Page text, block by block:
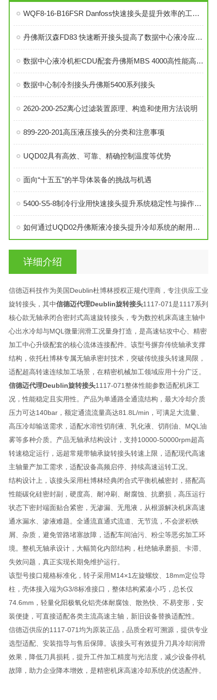
WQF8-16-B16FSR Danfoss快速接头是提升效率的工业连接解决方案
丹佛斯汉森FD83 快速断开接头提高了数据中心液冷应用的效率
数据中心液冷机柜CDU配套丹佛斯MBS 4000高性能高精度压力传感器
数据中心制冷剂接头丹佛斯5400系列接头
2620-200-252离心过滤装置原理、构造和使用方法说明
899-220-201高压液压接头的分类和注意事项
UQD02具有高效、可靠、精确控制温度等优势
面向“十五五”的半导体装备的挑战与机遇
5400-S5-8制冷行业用快速接头提升系统稳定性与操作便捷性
如何通过UQD02丹佛斯液冷接头提升冷却系统的耐用性？
详细介绍
信德迈科技作为美国Deublin杜博林授权正规代理商，专注供应工业
旋转接头，其中信德迈代理Deublin旋转接头1117-071是1117系列
核心款无轴承闭合密封式高速旋转接头，专为数控机床高速主轴中
心出水冷却与MQL微量润滑工况量身打造，是高速钻攻中心、精密
加工中心升级配套的核心流体连接配件。该型号摒弃传统轴承支撑
结构，依托杜博林专属无轴承密封技术，突破传统接头转速局限，
适配超高转速连续加工场景，在精密机械加工领域应用十分广泛。
信德迈代理Deublin旋转接头1117-071整体性能参数适配机床工
况，性能稳定且实用性。产品为单通路全通流结构，最大冷却介质
压力可达140bar，额定通流流量高达81.8L/min，可满足大流量、
高压冷却输送需求，适配水溶性切削液、乳化液、切削油、MQL油
雾等多种介质。产品无轴承结构设计，支持10000-50000rpm超高
转速稳定运行，远超常规带轴承旋转接头转速上限，适配现代高速
主轴量产加工需求，适配设备高频启停、持续高速运转工况。
结构设计上，该接头采用杜博林经典闭合式平衡机械密封，搭配高
性能碳化硅密封副，硬度高、耐冲刷、耐腐蚀、抗磨损，高压运行
状态下密封端面贴合紧密，无渗漏、无甩液，从根源解决机床高速
通水漏水、渗液难题。全通流直通式流道、无节流，不会淤积铁
屑、杂质，避免管路堵塞故障，适配车间油污、粉尘等恶劣加工环
境。整机无轴承设计，大幅简化内部结构，杜绝轴承磨损、卡滞、
失效问题，真正实现长期免维护运行。
该型号接口规格标准化，转子采用M14×1左旋螺纹、18mm定位导
柱，壳体接入端为G3/8标准接口，整体结构紧凑小巧，总长仅
74.6mm，轻量化阳极氧化铝壳体耐腐蚀、散热快、不易变形，安
装便捷，可直接适配各类主流高速主轴，新旧设备替换适配性。
信德迈供应的1117-071均为原装正品，品质全程可溯源，提供专业
选型适配、安装指导与售后保障。该接头可有效提升刀具冷却润滑
效果，降低刀具损耗，提升工件加工精度与光洁度，减少设备停机
故障，助力企业降本增效，是精密机床高速冷却系统的优选配件。